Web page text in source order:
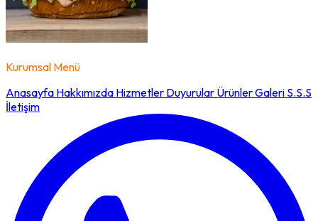
Kurumsal Menü
Anasayfa Hakkımızda Hizmetler Duyurular ÜrünlerGaleri S.S.S
İletişim